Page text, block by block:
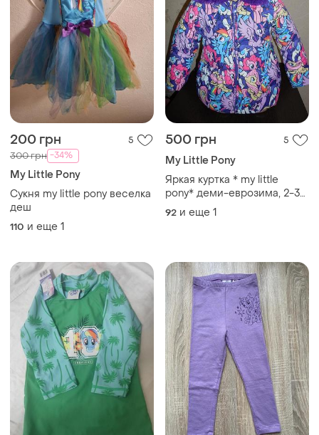
200 грн 5
300 грн -34%
My Little Pony
Сукня my little pony веселка
деш
110 и еще 1
500 грн 5
My Little Pony
Яркая куртка * my little
pony* деми-еврозима, 2-3
года (92-98 см)
92 и еще 1